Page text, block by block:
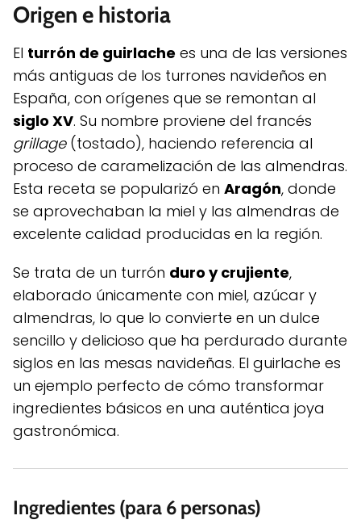
Origen e historia
El turrón de guirlache es una de las versiones
más antiguas de los turrones navideños en
España, con orígenes que se remontan al
siglo XV. Su nombre proviene del francés
grillage(tostado), haciendo referencia al
proceso de caramelización de las almendras.
Esta receta se popularizó en Aragón, donde
se aprovechaban la miel y las almendras de
excelente calidad producidas en la región.
Se trata de un turrón duro y crujiente,
elaborado únicamente con miel, azúcar y
almendras, lo que lo convierte en un dulce
sencillo y delicioso que ha perdurado durante
siglos en las mesas navideñas. El guirlache es
un ejemplo perfecto de cómo transformar
ingredientes básicos en una auténtica joya
gastronómica.
Ingredientes (para 6 personas)